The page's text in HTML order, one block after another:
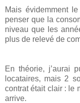
Mais évidemment
penser que la
niveau que les
plus de relevé de
En théorie, j’aurai
locataires, mais 2
contrat était clair : le
arrive.